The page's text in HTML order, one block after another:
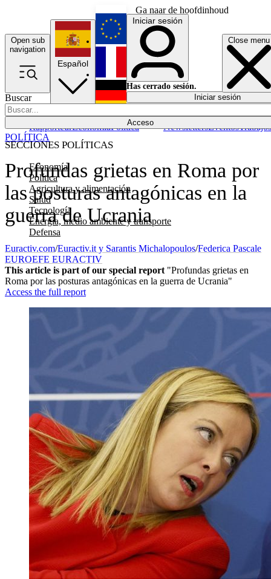
Ga naar de hoofdinhoud
Open sub
navigation
Close menu
Buscar
Acceso
SECCIONES POLÍTICAS
Economía
Política
Agricultura y alimentación
Salud
Tecnología
Energía, medio ambiente y transporte
Defensa
RapporteurEconomíaPolítica NewslettersEventosTrabajos
Español
English
Français
Iniciar sesión
Has cerrado sesión.
Iniciar sesión
Profundas grietas en Roma por
las posturas antagónicas en la
guerra de Ucrania
POLÍTICA
Euractiv.com/Euractiv.it y Sarantis Michalopoulos/Federica Pascale
EUROEFE EURACTIV
This article is part of our special report "Profundas grietas en
Roma por las posturas antagónicas en la guerra de Ucrania"
Access the full report